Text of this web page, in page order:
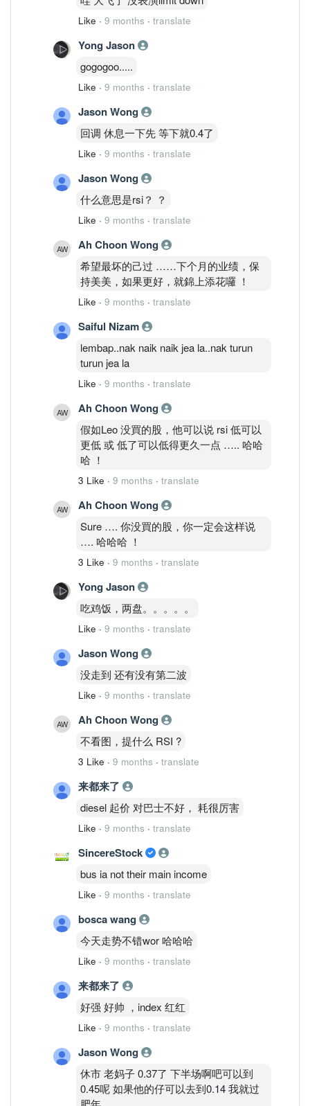
Like · 9 months · translate
Yong Jason
gogogoo.....
Like · 9 months · translate
Jason Wong
回调 休息一下先 等下就0.4了
Like · 9 months · translate
Jason Wong
什么意思是rsi？ ？
Like · 9 months · translate
Ah Choon Wong
希望最坏的己过 ……下个月的业绩，保
持美美，如果更好，就錦上添花囉 ！
Like · 9 months · translate
Saiful Nizam
lembap..nak naik naik jea la..nak turun
turun jea la
Like · 9 months · translate
Ah Choon Wong
假如Leo 没買的股，他可以说 rsi 低可以
更低 或 低了可以低得更久一点 ….. 哈哈
哈 ！
3 Like · 9 months · translate
Ah Choon Wong
Sure …. 你没買的股，你一定会这样说
…. 哈哈哈 ！
3 Like · 9 months · translate
Yong Jason
吃鸡饭，两盘。。。。。
Like · 9 months · translate
Jason Wong
没走到 还有没有第二波
Like · 9 months · translate
Ah Choon Wong
不看图，提什么 RSI ?
3 Like · 9 months · translate
来都来了
diesel 起价 对巴士不好， 耗很厉害
Like · 9 months · translate
SincereStock
bus ia not their main income
Like · 9 months · translate
bosca wang
今天走势不错wor 哈哈哈
Like · 9 months · translate
来都来了
好强 好帅 ，index 红红
Like · 9 months · translate
Jason Wong
休市 老妈子 0.37了 下半场啊吧可以到
0.45呢 如果他的仔可以去到0.14 我就过